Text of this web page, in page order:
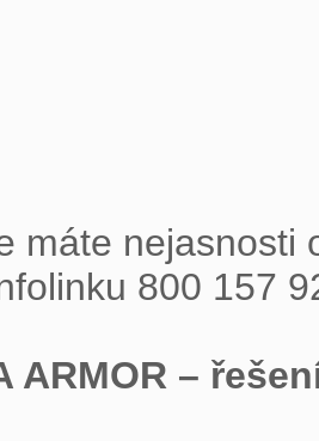
máte nejasnosti
800 157
ARMOR –